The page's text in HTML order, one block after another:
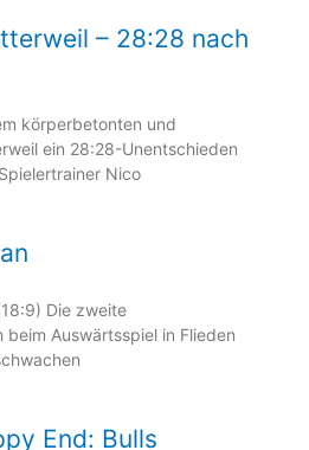
– 28:28 nach
körperbetonten und
ein 28:28-Unentschieden
Nico
Die zweite
Auswärtsspiel in Flieden
End: Bulls